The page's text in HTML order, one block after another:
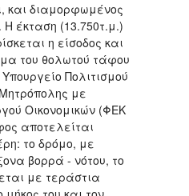
και διαμορφωμένος
έκταση (13.750τ.μ.)
η είσοδος και
του θολωτού τάφου
Πολιτισμού
με
Οικονομικών (ΦΕΚ
αποτελείται
το δρόμο, με
βορρά - νότου, το
με τεράστια